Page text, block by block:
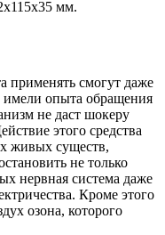
мм.
применять смогут даже
имели опыта обращения
не даст шокеру
этого средства
живых существ,
не только
нервная система даже
Кроме этого
озона, которого